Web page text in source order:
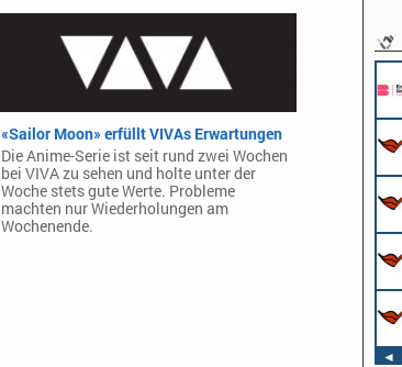
«Sailor Moon» erfüllt VIVAs Erwartungen
Die Anime-Serie ist seit rund zwei Wochen
bei VIVA zu sehen und holte unter der
Woche stets gute Werte. Probleme
machten nur Wiederholungen am
Wochenende.
◄